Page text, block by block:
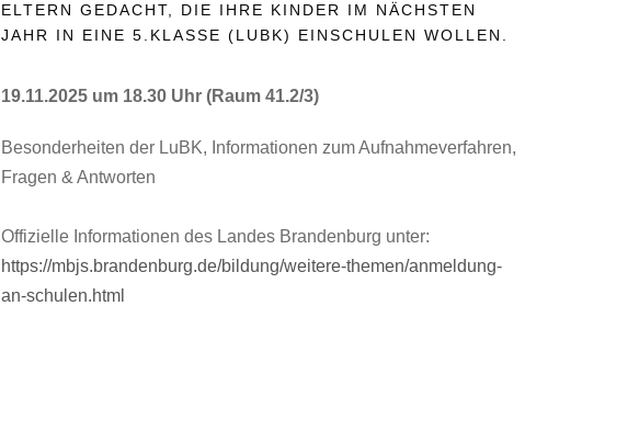
LTERN GEDACHT, DIE IHRE KINDER IM NÄCHSTEN J
AHR IN EINE 5.KLASSE (LUBK) EINSCHULEN WOLLEN.
19.11.2025 um 18.30 Uhr (Raum 41.2/3)
Besonderheiten der LuBK, Informationen zum Aufnahmeverfahren,
Fragen & Antworten
Offizielle Informationen des Landes Brandenburg unter:
https://mbjs.brandenburg.de/bildung/weitere-themen/anmeldung-
an-schulen.html